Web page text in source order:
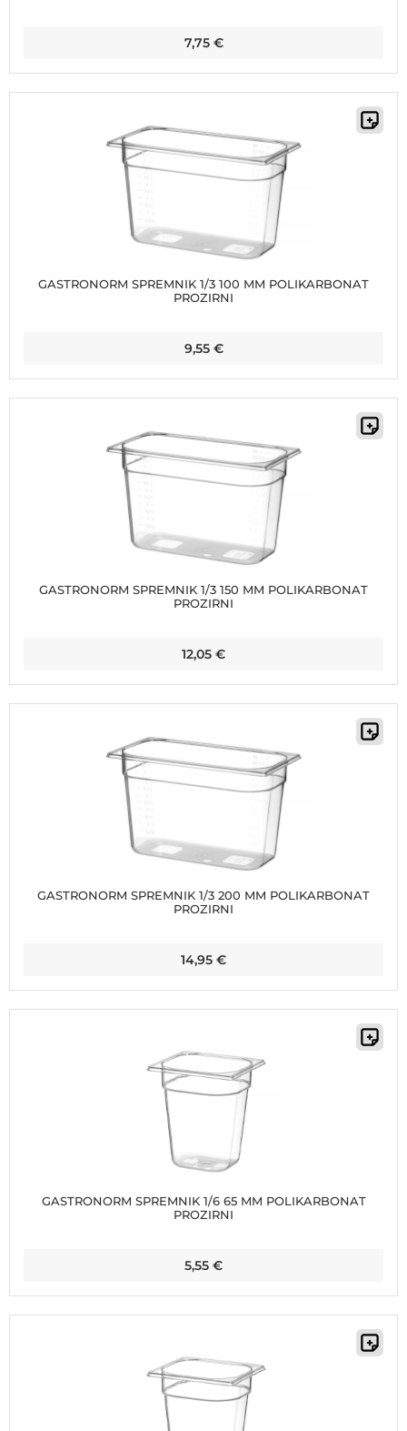
7,75 €
GASTRONORM SPREMNIK 1/3 100 MM POLIKARBONAT
PROZIRNI
9,55 €
GASTRONORM SPREMNIK 1/3 150 MM POLIKARBONAT
PROZIRNI
12,05 €
GASTRONORM SPREMNIK 1/3 200 MM POLIKARBONAT
PROZIRNI
14,95 €
GASTRONORM SPREMNIK 1/6 65 MM POLIKARBONAT
PROZIRNI
5,55 €